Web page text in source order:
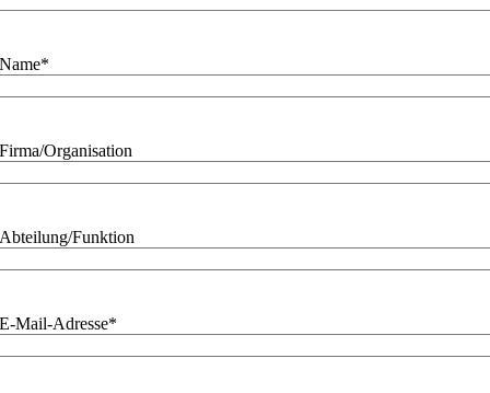
Name*
Firma/Organisation
Abteilung/Funktion
E-Mail-Adresse*